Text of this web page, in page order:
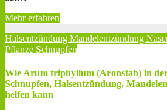
Mehr erfahren
Halsentzündung Mandelentzündung
Pflanze Schnupfen
Wie Arum triphyllum (Aronstab) in
Schnupfen, Halsentzündung,
helfen kann